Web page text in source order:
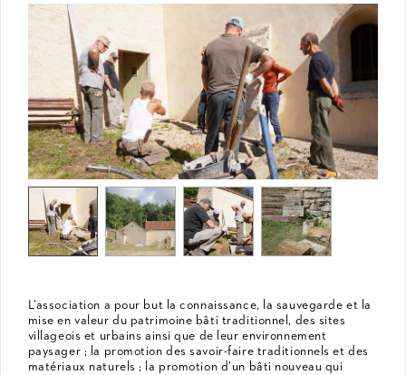
L’association a pour but la connaissance, la sauvegarde et la
mise en valeur du patrimoine bâti traditionnel, des sites
villageois et urbains ainsi que de leur environnement
paysager ; la promotion des savoir-faire traditionnels et des
matériaux naturels ; la promotion d’un bâti nouveau qui